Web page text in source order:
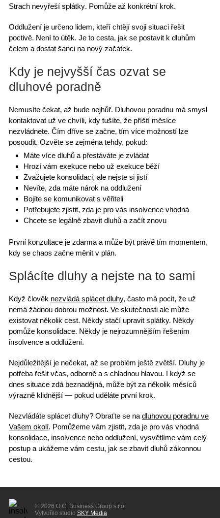
Strach nevyřeší splátky. Pomůže až konkrétní krok.
Oddlužení je určeno lidem, kteří chtějí svoji situaci řešit
poctivě. Není to útěk. Je to cesta, jak se postavit k dluhům
čelem a dostat šanci na nový začátek.
Kdy je nejvyšší čas ozvat se
dluhové poradně
Nemusíte čekat, až bude nejhůř. Dluhovou poradnu má smysl
kontaktovatuž ve chvíli, kdy tušíte, že příští měsíce
nezvládnete. Čím dříve se začne, tím více možností lze
posoudit. Ozvěte se zejména tehdy, pokud:
Máte více dluhůa přestáváte je zvládat
Hrozí vám exekuce nebo už exekuce běží
Zvažujete konsolidaci, ale nejste si jistí
Nevíte, zda máte nárok na oddlužení
Bojíte se komunikovat s věřiteli
Potřebujete zjistit, zda je pro vás insolvence vhodná
Chcete se legálně zbavit dluhů a začít znovu
První konzultace je zdarmaa může být právě tím momentem,
kdy se chaos začne měnit v plán.
Splácíte dluhy a nejste na to sami
Když člověk nezvládá splácet dluhy, často má pocit, že už
nemá žádnou dobrou možnost. Ve skutečnosti ale může
existovat několik cest. Někdy stačí upravit splátky. Někdy
pomůže konsolidace. Někdy je nejrozumnějším řešením
insolvencea oddlužení.
Nejdůležitější je nečekat, až se problém ještě zvětší. Dluhy je
potřeba řešit včas, odborně a s chladnou hlavou. I když se
dnes situace zdá beznadějná, může být za několik měsíců
výrazně klidnější— pokud uděláte první krok.
Nezvládáte splácet dluhy?Obraťte se na dluhovou poradnu ve
Vašem okolí. Pomůžeme vám zjistit, zda je pro vás vhodná
konsolidace, insolvence nebo oddlužení, vysvětlíme vám celý
postup a ukážeme vám cestu, jak se zbavit dluhůzákonnou
cestou.
© 2026 O.C. Business Group s.r.o.
Vytvořilo studio SKY Media